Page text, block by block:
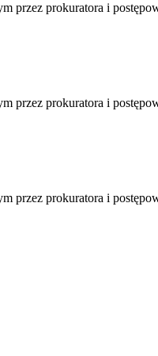
przez prokuratora i
przez prokuratora i
przez prokuratora i